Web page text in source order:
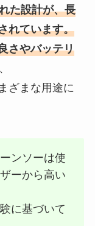
た設計が、長
れています。
さやバッテリ
ざまな用途に
ンソーは使
ーから高い
に基づいて